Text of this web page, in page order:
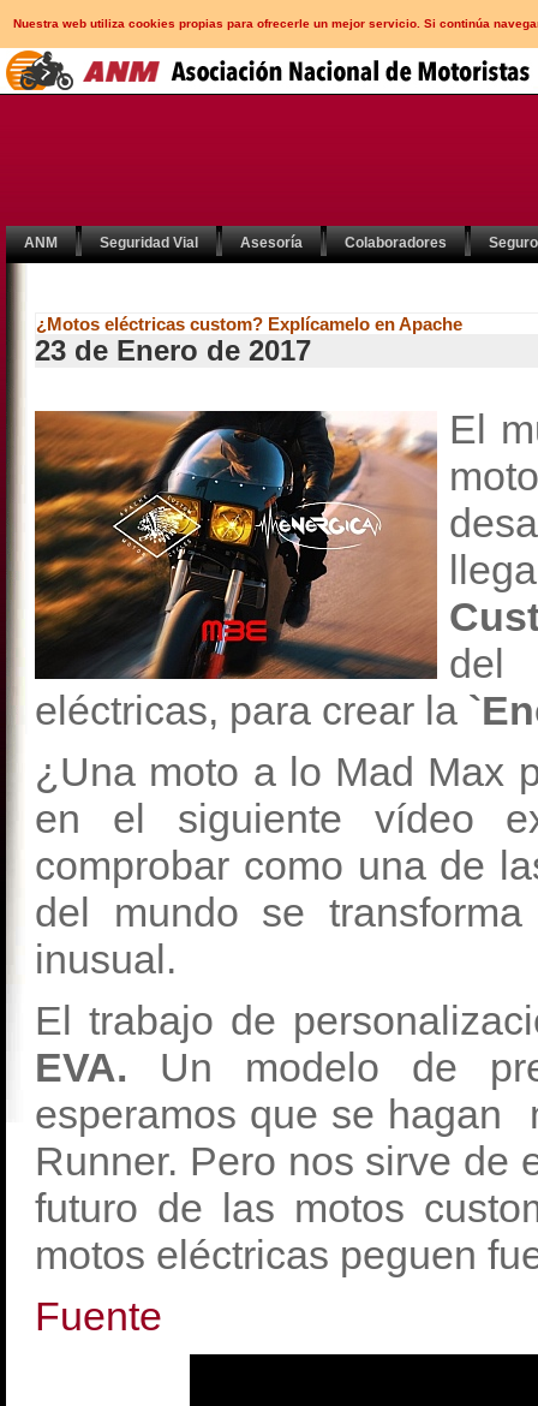
Nuestra web utiliza cookies propias para ofrecerle un mejor servicio. Si continúa
ANM Seguridad Vial Asesoría Colaboradores
¿Motos eléctricas custom? Explícamelo en Apache
23 de Enero de 2017
El
del
eléctricas, para crear la
¿Una moto a lo Mad Max
en el siguiente vídeo
comprobar como una de
del mundo se
inusual.
El trabajo de
EVA. Un modelo de
esperamos que se hagan
Runner. Pero nos sirve de
futuro de las motos
motos eléctricas peguen
Fuente